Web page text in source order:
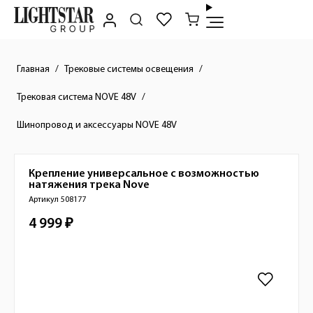
Главная Трековые системы освещения
Трековая система NOVE 48V
Шинопровод и аксессуары NOVE 48V
Краткое описание товара
Крепление универсальное с возможностью
натяжения трека Nove
Артикул 508177
Стоимость товара
4 999 ₽